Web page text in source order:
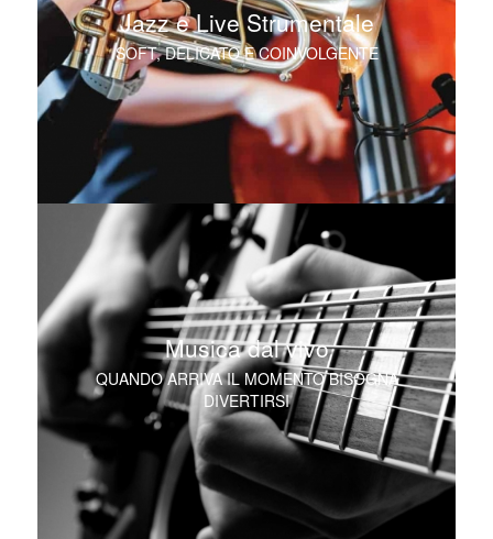
Jazz e Live Strumentale
SOFT, DELICATO E COINVOLGENTE
Musica dal vivo
QUANDO ARRIVA IL MOMENTO BISOGNA
DIVERTIRSI